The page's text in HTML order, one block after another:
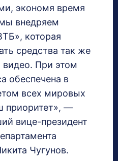
экономя время
внедряем
которая
средства так же
видео. При этом
обеспечена в
всех мировых
приоритет», —
вице-президент
Чугунов.